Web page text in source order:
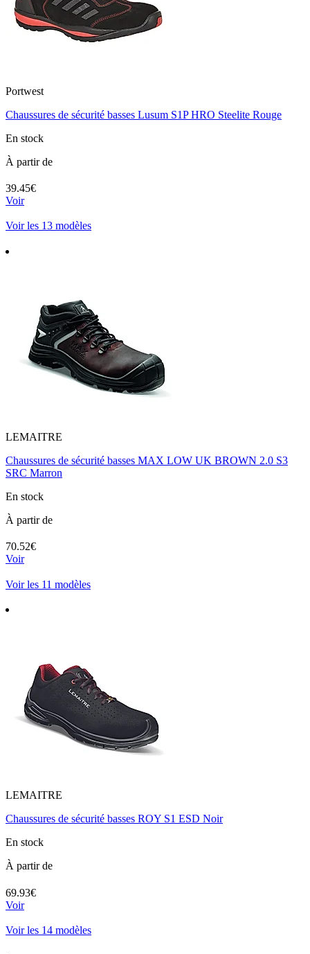
Portwest
Chaussures de sécurité basses Lusum S1P HRO Steelite Rouge
En stock
À partir de
39.45€
Voir
Voir les 13 modèles
LEMAITRE
Chaussures de sécurité basses MAX LOW UK BROWN 2.0 S3
SRC Marron
En stock
À partir de
70.52€
Voir
Voir les 11 modèles
LEMAITRE
Chaussures de sécurité basses ROY S1 ESD Noir
En stock
À partir de
69.93€
Voir
Voir les 14 modèles